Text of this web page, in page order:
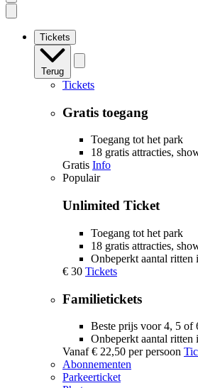
Open
mobile
navigation
Tickets
Terug
Tickets
Gratis toegang
Toegang tot het park
18 gratis attracties,
Gratis Info
Populair
Unlimited Ticket
Toegang tot het park
18 gratis attracties,
Onbeperkt aantal ritten
€ 30 Tickets
Familietickets
Beste prijs voor 4, 5 of
Onbeperkt aantal ritten
Vanaf € 22,50 per persoon
Abonnementen
Parkeerticket